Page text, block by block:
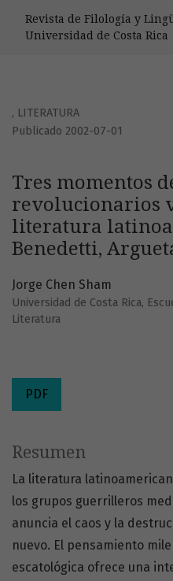
Revista de Filología y
Universidad de Costa Rica
, LITERATURA
Tres momentos
revolucionarios
literatura
Benedetti,
Publicado 2002-07-01
Jorge Chen Sham
Universidad de Costa Rica,
Literatura
PDF
Resumen
La literatura
los grupos guerrilleros
anuncia el caos y la
nuevo. El pensamiento
escatológica ofrece una